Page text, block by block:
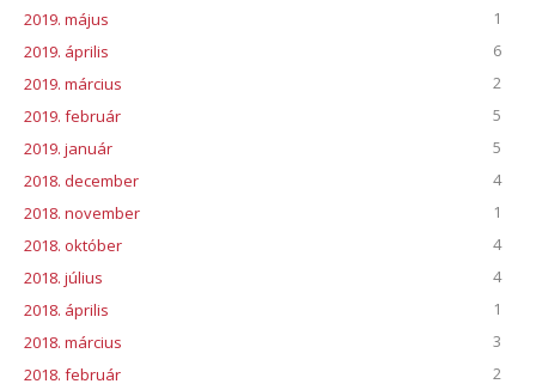
2019. május
1
2019. április
6
2019. március
2
2019. február
5
2019. január
5
2018. december
4
2018. november
1
2018. október
4
2018. július
4
2018. április
1
2018. március
3
2018. február
2